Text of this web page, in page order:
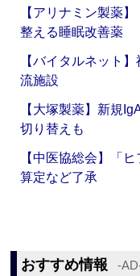
【アリナミン製薬
整える睡眠改善薬
【バイタルネット
流施設
【大塚製薬】新規
切り替えも
【中医協総会】「
算定など了承
おすすめ情報